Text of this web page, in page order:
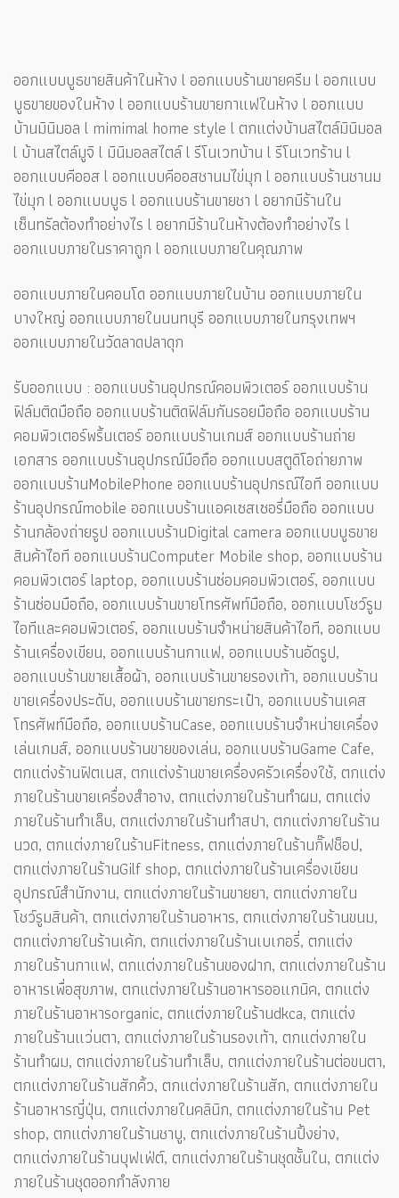
ออกแบบบูธขายสินค้าในห้าง l ออกแบบร้านขายครีม l ออกแบบ
บูธขายของในห้าง l ออกแบบร้านขายกาแฟในห้าง l ออกแบบ
บ้านมินิมอล l mimimal home style l ตกแต่งบ้านสไตล์มินิมอล
l บ้านสไตล์มูจิ l มินิมอลสไตล์ l รีโนเวทบ้าน l รีโนเวทร้าน l
ออกแบบคีออส l ออกแบบคีออสชานมไข่มุก l ออกแบบร้านชานม
ไข่มุก l ออกแบบบูธ l ออกแบบร้านขายชา l อยากมีร้านใน
เซ็นทรัลต้องทำอย่างไร l อยากมีร้านในห้างต้องทำอย่างไร l
ออกแบบภายในราคาถูก l ออกแบบภายในคุณภาพ
ออกแบบภายในคอนโด ออกแบบภายในบ้าน ออกแบบภายใน
บางใหญ่ ออกแบบภายในนนทบุรี ออกแบบภายในกรุงเทพฯ
ออกแบบภายในวัดลาดปลาดุก
รับออกแบบ : ออกแบบร้านอุปกรณ์คอมพิวเตอร์ ออกแบบร้าน
ฟิล์มติดมือถือ ออกแบบร้านติดฟิล์มกันรอยมือถือ ออกแบบร้าน
คอมพิวเตอร์พริ้นเตอร์ ออกแบบร้านเกมส์ ออกแบบร้านถ่าย
เอกสาร ออกแบบร้านอุปกรณ์มือถือ ออกแบบสตูดิโอถ่ายภาพ
ออกแบบร้านMobilePhone ออกแบบร้านอุปกรณ์ไอที ออกแบบ
ร้านอุปกรณ์mobile ออกแบบร้านแอคเซสเซอรี่มือถือ ออกแบบ
ร้านกล้องถ่ายรูป ออกแบบร้านDigital camera ออกแบบบูธขาย
สินค้าไอที ออกแบบร้านComputer Mobile shop, ออกแบบร้าน
คอมพิวเตอร์ laptop, ออกแบบร้านซ่อมคอมพิวเตอร์, ออกแบบ
ร้านซ่อมมือถือ, ออกแบบร้านขายโทรศัพท์มือถือ, ออกแบบโชว์รูม
ไอทีและคอมพิวเตอร์, ออกแบบร้านจำหน่ายสินค้าไอที, ออกแบบ
ร้านเครื่องเขียน, ออกแบบร้านกาแฟ, ออกแบบร้านอัดรูป,
ออกแบบร้านขายเสื้อผ้า, ออกแบบร้านขายรองเท้า, ออกแบบร้าน
ขายเครื่องประดับ, ออกแบบร้านขายกระเป๋า, ออกแบบร้านเคส
โทรศัพท์มือถือ, ออกแบบร้านCase, ออกแบบร้านจำหน่ายเครื่อง
เล่นเกมส์, ออกแบบร้านขายของเล่น, ออกแบบร้านGame Cafe,
ตกแต่งร้านฟิตเนส, ตกแต่งร้านขายเครื่องครัวเครื่องใช้, ตกแต่ง
ภายในร้านขายเครื่องสำอาง, ตกแต่งภายในร้านทำผม, ตกแต่ง
ภายในร้านทำเล็บ, ตกแต่งภายในร้านทำสปา, ตกแต่งภายในร้าน
นวด, ตกแต่งภายในร้านFitness, ตกแต่งภายในร้านกิ๊ฟช็อป,
ตกแต่งภายในร้านGilf shop, ตกแต่งภายในร้านเครื่องเขียน
อุปกรณ์สำนักงาน, ตกแต่งภายในร้านขายยา, ตกแต่งภายใน
โชว์รูมสินค้า, ตกแต่งภายในร้านอาหาร, ตกแต่งภายในร้านขนม,
ตกแต่งภายในร้านเค้ก, ตกแต่งภายในร้านเบเกอรี่, ตกแต่ง
ภายในร้านกาแฟ, ตกแต่งภายในร้านของฝาก, ตกแต่งภายในร้าน
อาหารเพื่อสุขภาพ, ตกแต่งภายในร้านอาหารออแกนิค, ตกแต่ง
ภายในร้านอาหารorganic, ตกแต่งภายในร้านdkca, ตกแต่ง
ภายในร้านแว่นตา, ตกแต่งภายในร้านรองเท้า, ตกแต่งภายใน
ร้านทำผม, ตกแต่งภายในร้านทำเล็บ, ตกแต่งภายในร้านต่อขนตา,
ตกแต่งภายในร้านสักคิ้ว, ตกแต่งภายในร้านสัก, ตกแต่งภายใน
ร้านอาหารญี่ปุ่น, ตกแต่งภายในคลินิก, ตกแต่งภายในร้าน Pet
shop, ตกแต่งภายในร้านชาบู, ตกแต่งภายในร้านปิ้งย่าง,
ตกแต่งภายในร้านบุฟเฟ่ต์, ตกแต่งภายในร้านชุดชั้นใน, ตกแต่ง
ภายในร้านชุดออกกำลังกาย